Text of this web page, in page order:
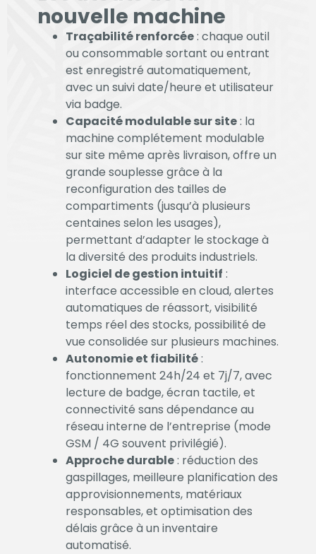
nouvelle machine
Traçabilité renforcée: chaque outil
ou consommable sortant ou entrant
est enregistré automatiquement,
avec un suivi date/heure et utilisateur
via badge.
Capacité modulable sur site: la
machine complétement modulable
sur site même après livraison, offre un
grande souplesse grâce à la
reconfiguration des tailles de
compartiments (jusqu’à plusieurs
centaines selon les usages),
permettant d’adapter le stockage à
la diversité des produits industriels.
Logiciel de gestion intuitif :
interface accessible en cloud, alertes
automatiques de réassort, visibilité
temps réel des stocks, possibilité de
vue consolidée sur plusieurs machines.
Autonomie et fiabilité:
fonctionnement 24h/24 et 7j/7, avec
lecture de badge, écran tactile, et
connectivité sans dépendance au
réseau interne de l’entreprise (mode
GSM / 4G souvent privilégié).
Approche durable: réduction des
gaspillages, meilleure planification des
approvisionnements, matériaux
responsables, et optimisation des
délais grâce à un inventaire
automatisé.
de votre visite.
Si vous refusez
ces cookies,
certaines
fonctionnalités
disparaîtront
du site Web.
Marketing
En partageant
votre intérêt et
comportement
lorsque vous
visitez notre
site, vous
augmentez les
chances de
voir du contenu
et des offres
personnalisés.